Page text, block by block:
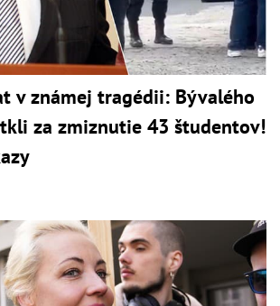
v známej tragédii: Bývalého
za zmiznutie 43 študentov!